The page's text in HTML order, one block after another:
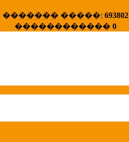
X�����
����� HotStat
...
������� �����: 693802
������������ 0